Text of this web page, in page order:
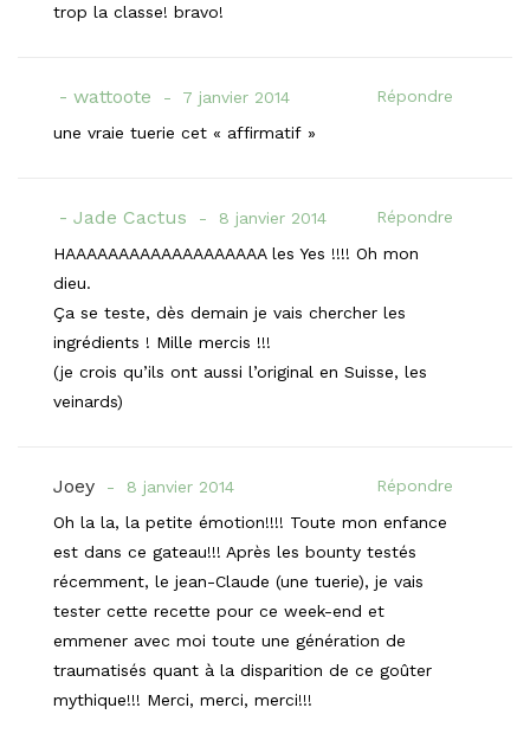
trop la classe! bravo!
wattoote 7 janvier 2014
Répondre
une vraie tuerie cet « affirmatif »
Jade Cactus 8 janvier 2014
Répondre
HAAAAAAAAAAAAAAAAAAA les Yes !!!! Oh mon
dieu.
Ça se teste, dès demain je vais chercher les
ingrédients ! Mille mercis !!!
(je crois qu’ils ont aussi l’original en Suisse, les
veinards)
Joey 8 janvier 2014
Répondre
Oh la la, la petite émotion!!!! Toute mon enfance
est dans ce gateau!!! Après les bounty testés
récemment, le jean-Claude (une tuerie), je vais
tester cette recette pour ce week-end et
emmener avec moi toute une génération de
traumatisés quant à la disparition de ce goûter
mythique!!! Merci, merci, merci!!!